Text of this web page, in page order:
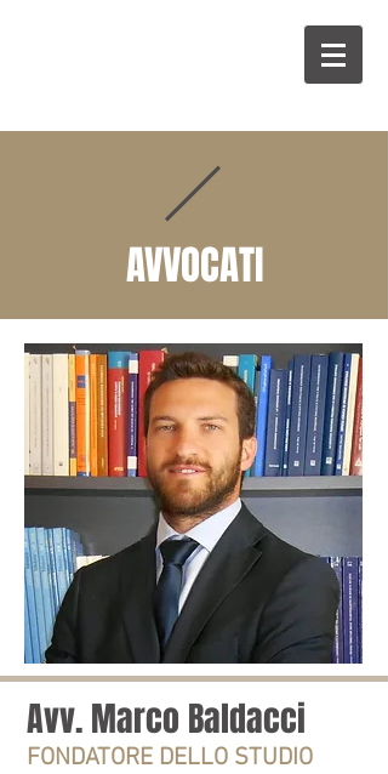
AVVOCATI
Avv. Marco Baldacci
FONDATORE DELLO STUDIO